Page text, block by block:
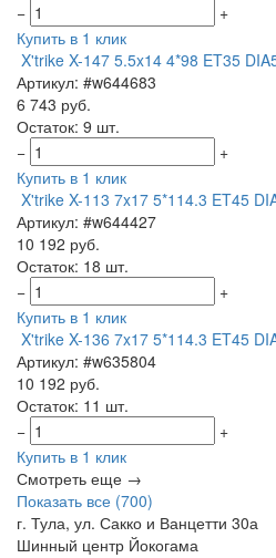
−
+
Купить в 1 клик
X'trike X-147 5.5x14 4*98 ET35
Артикул: #w644683
6 743 руб.
Остаток: 9 шт.
−
+
Купить в 1 клик
X'trike X-113 7x17 5*114.3 ET45
Артикул: #w644427
10 192 руб.
Остаток: 18 шт.
−
+
Купить в 1 клик
X'trike X-136 7x17 5*114.3 ET45
Артикул: #w635804
10 192 руб.
Остаток: 11 шт.
−
+
Купить в 1 клик
Смотреть еще →
Показать все (700)
г. Тула, ул. Сакко и Ванцетти 30а
Шинный центр Йокогама